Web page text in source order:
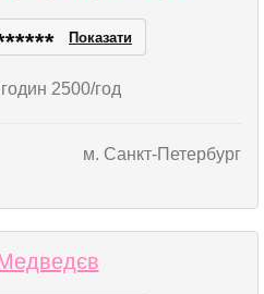
***** Показати
2500/год
м. Санкт-Петербург